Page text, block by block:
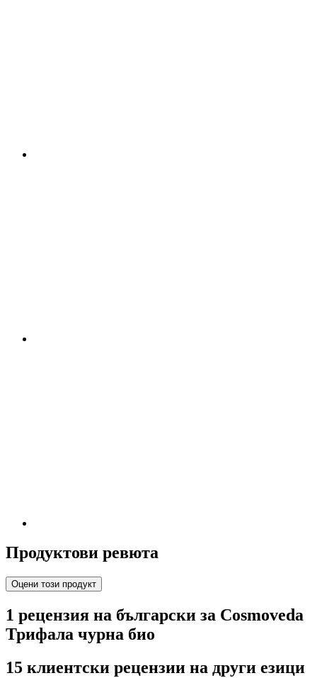
Продуктови ревюта
Оцени този продукт
1 рецензия на български за Cosmoveda
Трифала чурна био
15 клиентски рецензии на други езици